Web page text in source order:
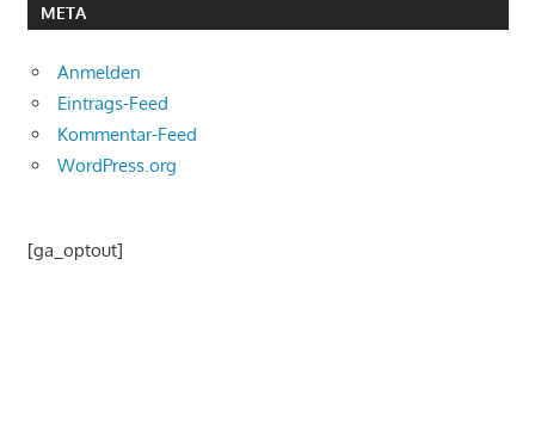
META
Anmelden
Eintrags-Feed
Kommentar-Feed
WordPress.org
[ga_optout]